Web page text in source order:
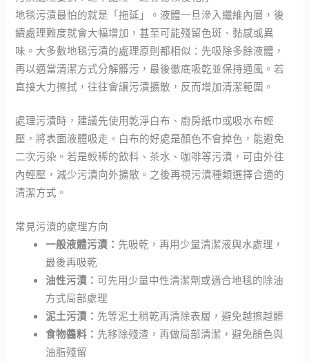
地毯污漬最怕的就是「拖延」。液體一旦滲入纖維內層，後
續處理難度就會大幅增加，甚至可能殘留色斑、黏感或異
味。大多數地毯污漬的處理原則都相似：先吸除多餘液體，
再以適當清潔方式分解髒污，最後徹底吸乾並保持通風。若
直接大力擦拭，往往會讓污漬擴散，反而增加清潔範圍。
處理污漬時，建議先使用乾淨白布、廚房紙巾或吸水布輕
壓，將表面液體吸走。白布的好處是顏色不會掉色，能避免
二次污染。若是較稀的飲料、茶水、咖啡等污漬，可由外往
內輕壓，減少污漬向外擴散。之後再視污漬種類選擇合適的
清潔方式。
常見污漬的處理方向
一般液體污漬： 先吸乾，再用少量清潔液與水處理，
最後再吸乾
油性污漬： 可先用少量中性清潔劑或適合地毯的除油
方式局部處理
泥土污漬： 先等泥土稍乾再清除表層，避免越擦越髒
食物醬料： 先移除殘渣，再做局部清潔，避免顏色與
油脂殘留